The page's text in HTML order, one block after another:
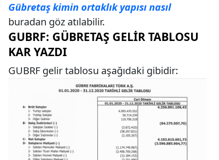
Gübretaş kimin ortaklık yapısı nasıl
buradan göz atılabilir.
GUBRF: GÜBRETAŞ GELIR TABLOSU
KAR YAZDI
GUBRF gelir tablosu aşağıdaki gibidir: